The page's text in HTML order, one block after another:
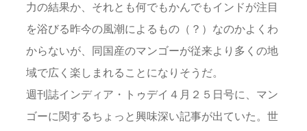
力の結果か、それとも何でもかんでもインドが注目
を浴びる昨今の風潮によるもの（？）なのかよくわ
からないが、同国産のマンゴーが従来より多くの地
域で広く楽しまれることになりそうだ。
週刊誌インディア・トゥデイ４月２５日号に、マン
ゴーに関するちょっと興味深い記事が出ていた。世